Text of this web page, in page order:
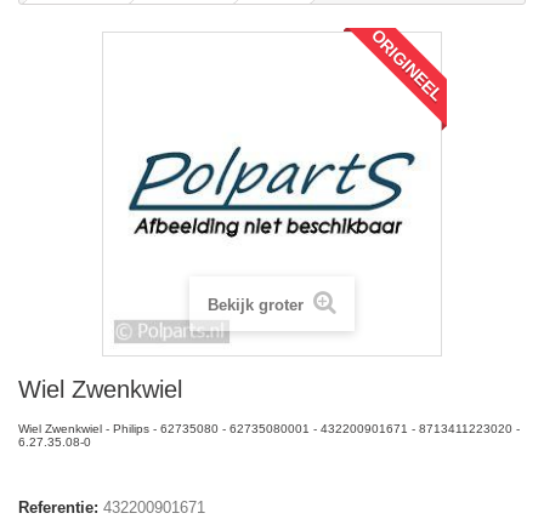
ORIGINEEL
Bekijk groter
Wiel Zwenkwiel
Wiel Zwenkwiel - Philips - 62735080 - 62735080001 - 432200901671 - 8713411223020 -
6.27.35.08-0
Referentie: 432200901671